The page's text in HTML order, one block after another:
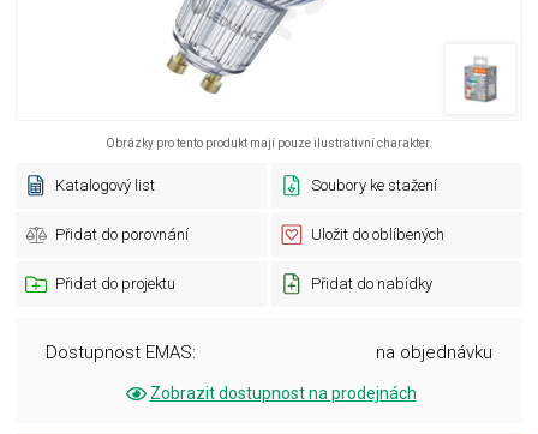
Obrázky pro tento produkt mají pouze ilustrativní charakter.
Katalogový list Soubory ke stažení
Přidat do porovnání Uložit do oblíbených
Přidat do projektu Přidat do nabídky
Dostupnost EMAS: na objednávku
Zobrazit dostupnost na prodejnách